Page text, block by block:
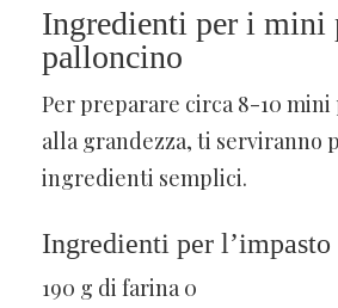
Ingredienti per i mini
palloncino
Per preparare circa 8-10 mini
alla grandezza, ti serviranno
ingredienti semplici.
Ingredienti per l’impasto
190 g di farina 0